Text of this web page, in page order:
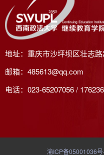
地址：重庆市沙坪坝区壮志
邮箱：485613@qq.com
电话：023-65207056 /
渝ICP备05001036